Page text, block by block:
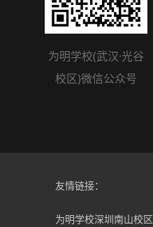
为明学校(武汉·光谷
校区)微信公众号
友情链接：
为明学校深圳南山校区